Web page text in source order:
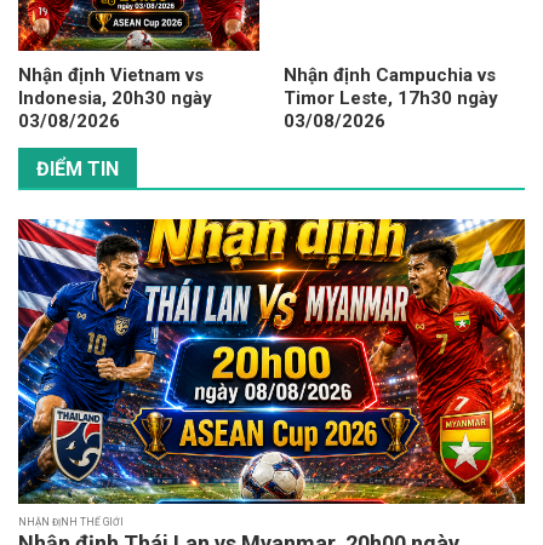
Nhận định Vietnam vs
Indonesia, 20h30 ngày
03/08/2026
Nhận định Campuchia vs
Timor Leste, 17h30 ngày
03/08/2026
ĐIỂM TIN
NHẬN ĐỊNH THẾ GIỚI